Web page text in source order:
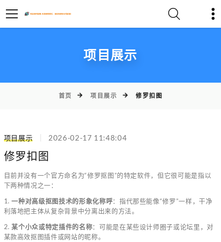
项目展示
首页 项目展示 修罗扣图
项目展示 2026-02-17 11:48:04
修罗扣图
目前并没有一个官方命名为“修罗抠图”的特定软件，但它很可能是指以
下两种情况之一：
1.一种对高级抠图技术的形象化称呼：指代那些能像“修罗”一样，干净
利落地把主体从复杂背景中分离出来的方法。
2.某个小众或特定插件的名称：可能是在某些设计师圈子或论坛里，对
某款高效抠图插件或网站的昵称。